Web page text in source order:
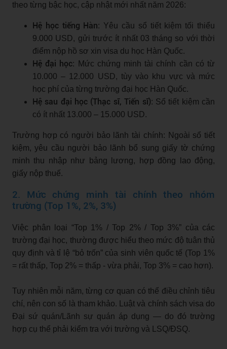
theo từng bậc học, cập nhật mới nhất năm 2026:
Hệ học tiếng Hàn: Yêu cầu sổ tiết kiệm tối thiểu
9.000 USD, gửi trước ít nhất 03 tháng so với thời
điểm nộp hồ sơ xin visa du học Hàn Quốc.
Hệ đại học: Mức chứng minh tài chính cần có từ
10.000 – 12.000 USD, tùy vào khu vực và mức
học phí của từng trường đại học Hàn Quốc.
Hệ sau đại học (Thạc sĩ, Tiến sĩ): Sổ tiết kiệm cần
có ít nhất 13.000 – 15.000 USD.
Trường hợp có người bảo lãnh tài chính: Ngoài sổ tiết
kiệm, yêu cầu người bảo lãnh bổ sung giấy tờ chứng
minh thu nhập như bảng lương, hợp đồng lao động,
giấy nộp thuế.
2. Mức chứng minh tài chính theo nhóm
trường (Top 1%, 2%, 3%)
Việc phân loại “Top 1% / Top 2% / Top 3%” của các
trường đại học, thường được hiểu theo mức độ tuân thủ
quy định và tỉ lệ “bỏ trốn” của sinh viên quốc tế (Top 1%
= rất thấp, Top 2% = thấp - vừa phải, Top 3% = cao hơn).
Tuy nhiên mỗi năm, từng cơ quan có thể điều chỉnh tiêu
chí, nên con số là tham khảo. Luật và chính sách visa do
Đại sứ quán/Lãnh sự quán áp dụng — do đó trường
hợp cụ thể phải kiểm tra với trường và LSQ/ĐSQ.